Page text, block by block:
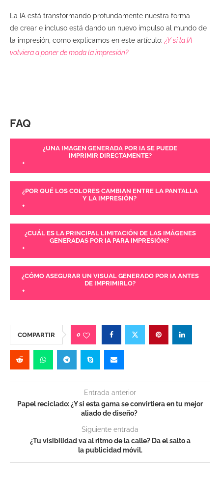
La IA está transformando profundamente nuestra forma
de crear e incluso está dando un nuevo impulso al mundo de
la impresión, como explicamos en este artículo: ¿Y si la IA
volviera a poner de moda la impresión?
FAQ
¿UNA IMAGEN GENERADA POR IA SE PUEDE
IMPRIMIR DIRECTAMENTE?
+
¿POR QUÉ LOS COLORES CAMBIAN ENTRE LA PANTALLA
Y LA IMPRESIÓN?
+
¿CUÁL ES LA PRINCIPAL LIMITACIÓN DE LAS IMÁGENES
GENERADAS POR IA PARA IMPRESIÓN?
+
¿CÓMO ASEGURAR UN VISUAL GENERADO POR IA ANTES
DE IMPRIMIRLO?
+
COMPARTIR 0
Entrada anterior
Papel reciclado: ¿Y si esta gama se convirtiera en tu mejor
aliado de diseño?
Siguiente entrada
¿Tu visibilidad va al ritmo de la calle? Da el salto a
la publicidad móvil.